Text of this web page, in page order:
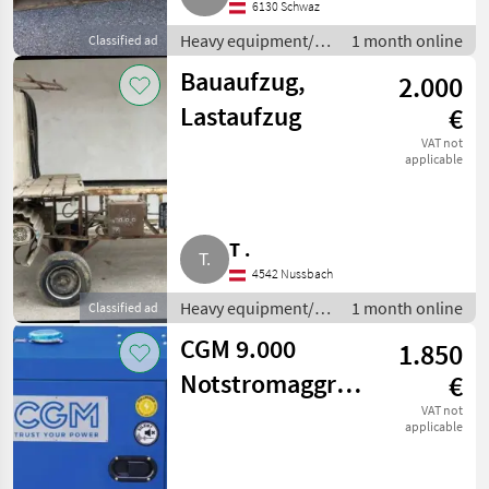
Classified ad
6130 Schwaz
Heavy equipment/
construction
machines / Small
construction
devices
1 month online
Classified ad
Bauaufzug,
Lastaufzug
2.000
€
VAT not
applicable
T .
4542 Nussbach
Heavy equipment/
construction
machines / Small
construction
devices
1 month online
CGM 9.000
Notstromaggregat
1.850
€
VAT not
applicable